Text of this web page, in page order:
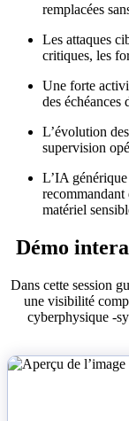
remplacées
Les attaques
critiques, les
Une forte
des échéances
L’évolution
supervision
L’IA générique
matériel
Démo
Dans cette session
une visibilité
cyberphysique -